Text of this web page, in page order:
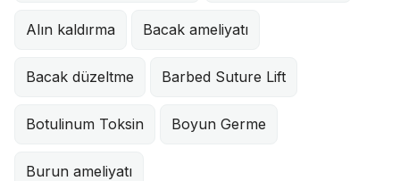
Alın kaldırma Bacak ameliyatı
Bacak düzeltme Barbed Suture Lift
Botulinum Toksin Boyun Germe
Burun ameliyatı